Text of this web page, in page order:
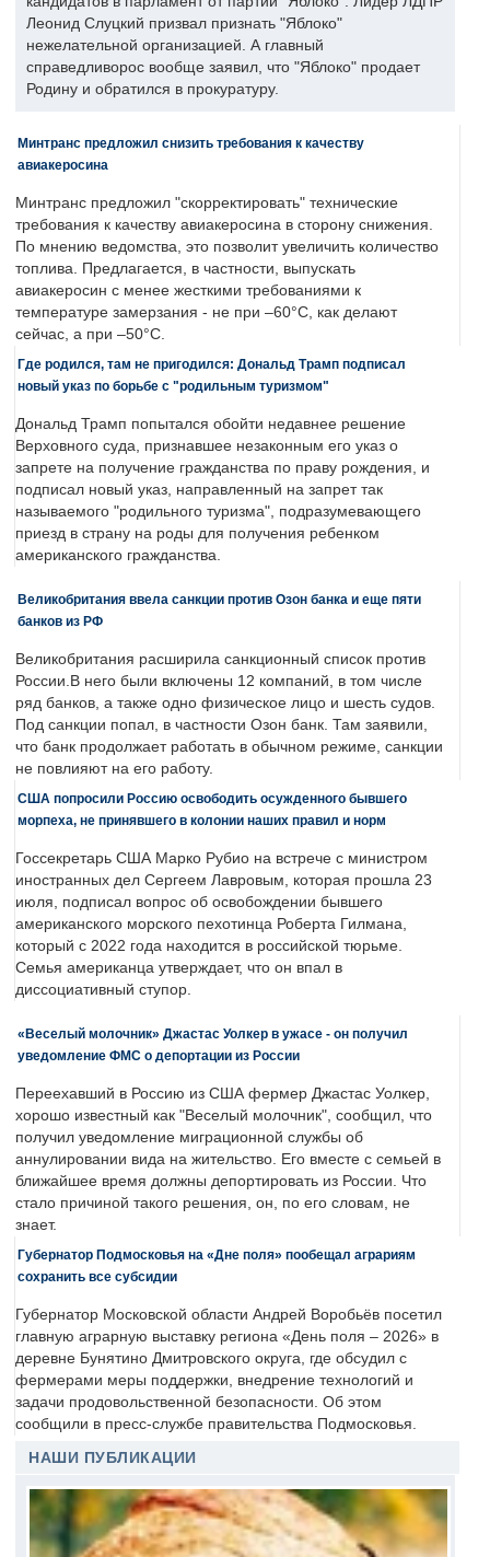
Леонид Слуцкий призвал признать "Яблоко"
нежелательной организацией. А главный
справедливорос вообще заявил, что "Яблоко" продает
Родину и обратился в прокуратуру.
Минтранс предложил снизить требования к качеству
авиакеросина
Минтранс предложил "скорректировать" технические
требования к качеству авиакеросина в сторону снижения.
По мнению ведомства, это позволит увеличить количество
топлива. Предлагается, в частности, выпускать
авиакеросин с менее жесткими требованиями к
температуре замерзания - не при –60°C, как делают
сейчас, а при –50°C.
Где родился, там не пригодился: Дональд Трамп подписал
новый указ по борьбе с "родильным туризмом"
Дональд Трамп попытался обойти недавнее решение
Верховного суда, признавшее незаконным его указ о
запрете на получение гражданства по праву рождения, и
подписал новый указ, направленный на запрет так
называемого "родильного туризма", подразумевающего
приезд в страну на роды для получения ребенком
американского гражданства.
Великобритания ввела санкции против Озон банка и еще пяти
банков из РФ
Великобритания расширила санкционный список против
России.В него были включены 12 компаний, в том числе
ряд банков, а также одно физическое лицо и шесть судов.
Под санкции попал, в частности Озон банк. Там заявили,
что банк продолжает работать в обычном режиме, санкции
не повлияют на его работу.
США попросили Россию освободить осужденного бывшего
морпеха, не принявшего в колонии наших правил и норм
Госсекретарь США Марко Рубио на встрече с министром
иностранных дел Сергеем Лавровым, которая прошла 23
июля, подписал вопрос об освобождении бывшего
американского морского пехотинца Роберта Гилмана,
который с 2022 года находится в российской тюрьме.
Семья американца утверждает, что он впал в
диссоциативный ступор.
«Веселый молочник» Джастас Уолкер в ужасе - он получил
уведомление ФМС о депортации из России
Переехавший в Россию из США фермер Джастас Уолкер,
хорошо известный как "Веселый молочник", сообщил, что
получил уведомление миграционной службы об
аннулировании вида на жительство. Его вместе с семьей в
ближайшее время должны депортировать из России. Что
стало причиной такого решения, он, по его словам, не
знает.
Губернатор Подмосковья на «Дне поля» пообещал аграриям
сохранить все субсидии
Губернатор Московской области Андрей Воробьёв посетил
главную аграрную выставку региона «День поля – 2026» в
деревне Бунятино Дмитровского округа, где обсудил с
фермерами меры поддержки, внедрение технологий и
задачи продовольственной безопасности. Об этом
сообщили в пресс-службе правительства Подмосковья.
НАШИ ПУБЛИКАЦИИ